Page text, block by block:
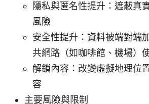
隱私與匿名性提升：遮蔽真
風險
安全性提升：資料被端對端
共網路（如咖啡館、機場）
解鎖內容：改變虛擬地理位
容
主要風險與限制